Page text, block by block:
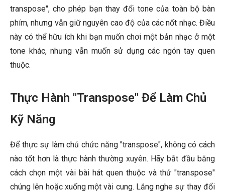
transpose", cho phép bạn thay đổi tone của toàn bộ bàn
phím, nhưng vẫn giữ nguyên cao độ của các nốt nhạc. Điều
này có thể hữu ích khi bạn muốn chơi một bản nhạc ở một
tone khác, nhưng vẫn muốn sử dụng các ngón tay quen
thuộc.
Thực Hành "Transpose" Để Làm Chủ
Kỹ Năng
Để thực sự làm chủ chức năng "transpose", không có cách
nào tốt hơn là thực hành thường xuyên. Hãy bắt đầu bằng
cách chọn một vài bài hát quen thuộc và thử "transpose"
chúng lên hoặc xuống một vài cung. Lắng nghe sự thay đổi